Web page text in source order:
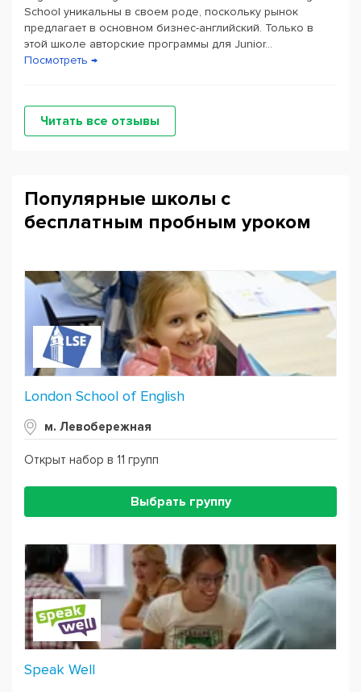
School уникальны в своем роде, поскольку рынок
предлагает в основном бизнес-английский. Только в
этой школе авторские программы для Junior...
Посмотреть →
Читать все отзывы
Популярные школы с
бесплатным пробным уроком
London School of English
м. Левобережная
Открыт набор в 11 групп
Выбрать группу
Speak Well